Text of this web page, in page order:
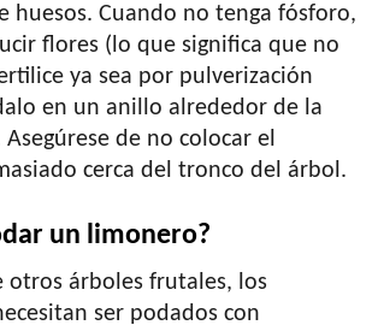
huesos. Cuando no tenga fósforo,
flores (lo que significa que no
ya sea por pulverización
en un anillo alrededor de la
de no colocar el
cerca del tronco del árbol.
un limonero?
otros árboles frutales, los
ser podados con